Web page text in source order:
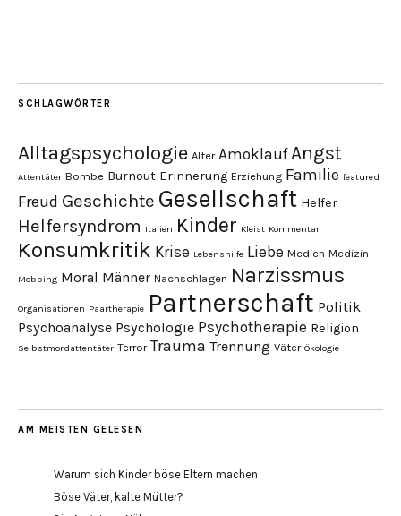
SCHLAGWÖRTER
Alltagspsychologie Alter Amoklauf Angst
Attentäter Bombe Burnout Erinnerung Erziehung Familie featured
Freud Geschichte Gesellschaft Helfer
Helfersyndrom Italien Kinder Kleist Kommentar
Konsumkritik Krise Lebenshilfe Liebe Medien Medizin
Mobbing Moral Männer Nachschlagen Narzissmus
Organisationen Paartherapie Partnerschaft Politik
Psychoanalyse Psychologie Psychotherapie Religion
Selbstmordattentäter Terror Trauma Trennung Väter Ökologie
AM MEISTEN GELESEN
Warum sich Kinder böse Eltern machen
Böse Väter, kalte Mütter?